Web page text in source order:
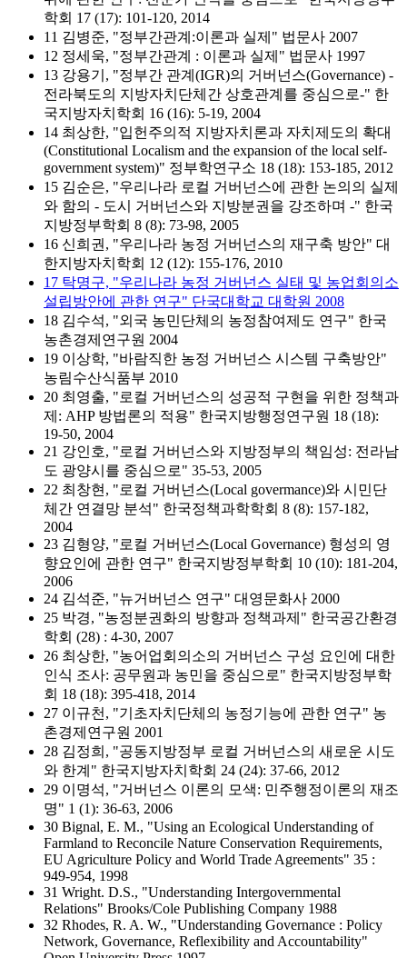
학회 17 (17): 101-120, 2014
11 김병준, "정부간관계:이론과 실제" 법문사 2007
12 정세욱, "정부간관계 : 이론과 실제" 법문사 1997
13 강용기, "정부간 관계(IGR)의 거버넌스(Governance) -
전라북도의 지방자치단체간 상호관계를 중심으로-" 한
국지방자치학회 16 (16): 5-19, 2004
14 최상한, "입헌주의적 지방자치론과 자치제도의 확대
(Constitutional Localism and the expansion of the local self-
government system)" 정부학연구소 18 (18): 153-185, 2012
15 김순은, "우리나라 로컬 거버넌스에 관한 논의의 실제
와 함의 - 도시 거버넌스와 지방분권을 강조하며 -" 한국
지방정부학회 8 (8): 73-98, 2005
16 신희권, "우리나라 농정 거버넌스의 재구축 방안" 대
한지방자치학회 12 (12): 155-176, 2010
17 탁명구, "우리나라 농정 거버넌스 실태 및 농업회의소
설립방안에 관한 연구" 단국대학교 대학원 2008
18 김수석, "외국 농민단체의 농정참여제도 연구" 한국
농촌경제연구원 2004
19 이상학, "바람직한 농정 거버넌스 시스템 구축방안"
농림수산식품부 2010
20 최영출, "로컬 거버넌스의 성공적 구현을 위한 정책과
제: AHP 방법론의 적용" 한국지방행정연구원 18 (18):
19-50, 2004
21 강인호, "로컬 거버넌스와 지방정부의 책임성: 전라남
도 광양시를 중심으로" 35-53, 2005
22 최창현, "로컬 거버넌스(Local govermance)와 시민단
체간 연결망 분석" 한국정책과학학회 8 (8): 157-182,
2004
23 김형양, "로컬 거버넌스(Local Governance) 형성의 영
향요인에 관한 연구" 한국지방정부학회 10 (10): 181-204,
2006
24 김석준, "뉴거버넌스 연구" 대영문화사 2000
25 박경, "농정분권화의 방향과 정책과제" 한국공간환경
학회 (28) : 4-30, 2007
26 최상한, "농어업회의소의 거버넌스 구성 요인에 대한
인식 조사: 공무원과 농민을 중심으로" 한국지방정부학
회 18 (18): 395-418, 2014
27 이규천, "기초자치단체의 농정기능에 관한 연구" 농
촌경제연구원 2001
28 김정희, "공동지방정부 로컬 거버넌스의 새로운 시도
와 한계" 한국지방자치학회 24 (24): 37-66, 2012
29 이명석, "거버넌스 이론의 모색: 민주행정이론의 재조
명" 1 (1): 36-63, 2006
30 Bignal, E. M., "Using an Ecological Understanding of
Farmland to Reconcile Nature Conservation Requirements,
EU Agriculture Policy and World Trade Agreements" 35 :
949-954, 1998
31 Wright. D.S., "Understanding Intergovernmental
Relations" Brooks/Cole Publishing Company 1988
32 Rhodes, R. A. W., "Understanding Governance : Policy
Network, Governance, Reflexibility and Accountability"